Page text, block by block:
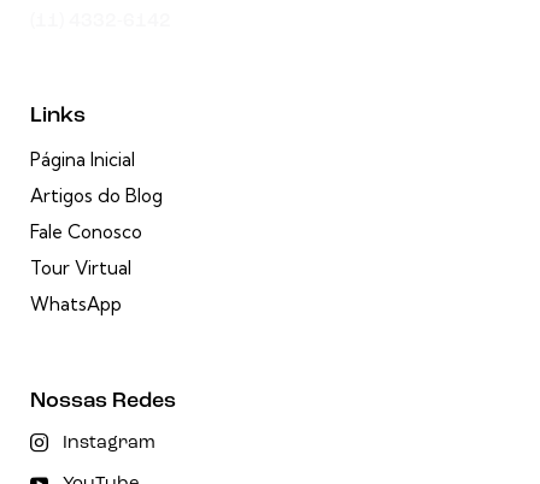
Links
Página Inicial
Artigos do Blog
Fale Conosco
Tour Virtual
WhatsApp
Nossas Redes
Instagram